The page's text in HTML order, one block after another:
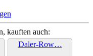
kauften auch:
Daler-Row…